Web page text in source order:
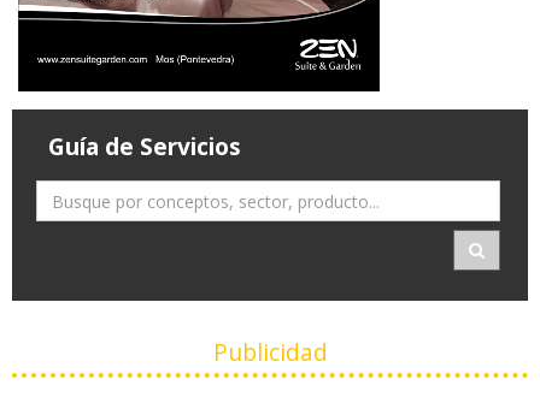
Guía de Servicios
Publicidad